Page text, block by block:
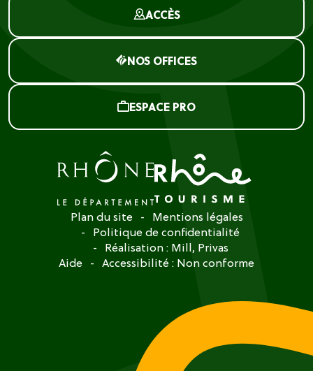
ACCÈS
NOS OFFICES
ESPACE PRO
Plan du site
Mentions légales
Politique de confidentialité
Réalisation : Mill, Privas
Aide
Accessibilité : Non conforme